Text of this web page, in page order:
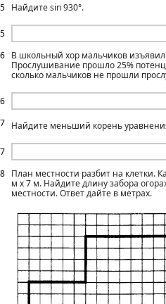
5
5
Найдите sin 930°.
6
6
В школьный хор мальчиков
Прослушивание прошло 25%
сколько мальчиков не прошли
7
7
Найдите меньший корень
8
План местности разбит на клетки.
м х 7 м. Найдите длину забора
местности. Ответ дайте в метрах.